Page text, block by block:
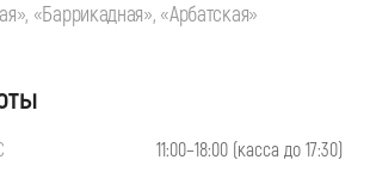
«Баррикадная», «Арбатская»
11:00–18:00 (касса до 17:30)